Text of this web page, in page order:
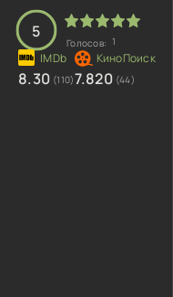
5
Голосов: 1
8.30 (110)7.820 (44)